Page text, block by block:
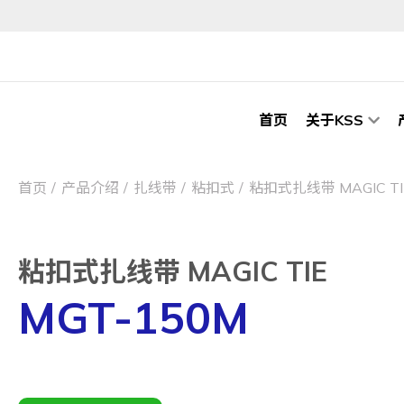
首页 关于KSS
首页 产品介绍 扎线带 粘扣式 粘扣式扎线带 MAGIC
粘扣式扎线带 MAGIC TIE
MGT-150M